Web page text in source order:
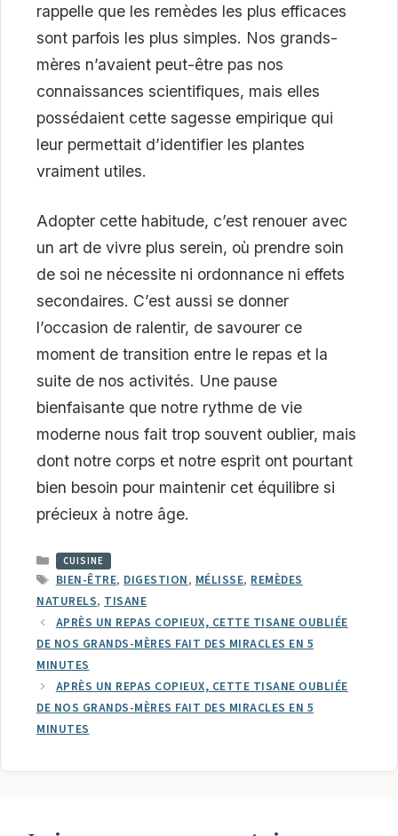
rappelle que les remèdes les plus efficaces
sont parfois les plus simples. Nos grands-
mères n’avaient peut-être pas nos
connaissances scientifiques, mais elles
possédaient cette sagesse empirique qui
leur permettait d’identifier les plantes
vraiment utiles.
Adopter cette habitude, c’est renouer avec
un art de vivre plus serein, où prendre soin
de soi ne nécessite ni ordonnance ni effets
secondaires. C’est aussi se donner
l’occasion de ralentir, de savourer ce
moment de transition entre le repas et la
suite de nos activités. Une pause
bienfaisante que notre rythme de vie
moderne nous fait trop souvent oublier, mais
dont notre corps et notre esprit ont pourtant
bien besoin pour maintenir cet équilibre si
précieux à notre âge.
CATÉGORIES
CUISINE
ÉTIQUETTES
BIEN-ÊTRE, DIGESTION, MÉLISSE, REMÈDES
NATURELS, TISANE
APRÈS UN REPAS COPIEUX, CETTE TISANE OUBLIÉE
DE NOS GRANDS-MÈRES FAIT DES MIRACLES EN 5
MINUTES
APRÈS UN REPAS COPIEUX, CETTE TISANE OUBLIÉE
DE NOS GRANDS-MÈRES FAIT DES MIRACLES EN 5
MINUTES